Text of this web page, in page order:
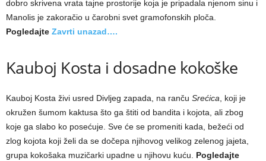
dobro skrivena vrata tajne prostorije koja je pripadala njenom sinu i
Manolis je zakoračio u čarobni svet gramofonskih ploča.
Pogledajte Zavrti unazad….
Kauboj Kosta i dosadne kokoške
Kauboj Kosta živi usred Divljeg zapada, na ranču Srećica , koji je
okružen šumom kaktusa što ga štiti od bandita i kojota, ali zbog
koje ga slabo ko posećuje. Sve će se promeniti kada, bežeći od
zlog kojota koji želi da se dočepa njihovog velikog zelenog jajeta,
grupa kokošaka muzičarki upadne u njihovu kuću. Pogledajte